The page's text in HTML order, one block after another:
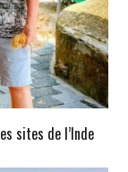
sites de l’Inde